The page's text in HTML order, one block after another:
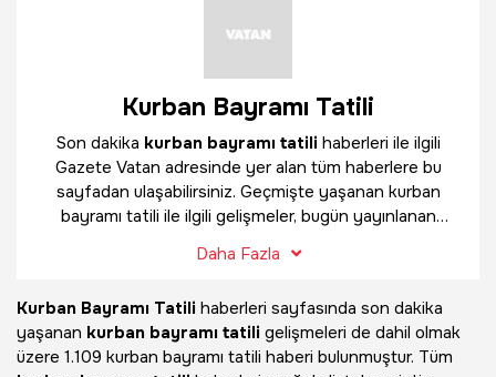
Kurban Bayramı Tatili
Son dakika kurban bayramı tatili haberleri ile ilgili
Gazete Vatan adresinde yer alan tüm haberlere bu
sayfadan ulaşabilirsiniz. Geçmişte yaşanan kurban
bayramı tatili ile ilgili gelişmeler, bugün yayınlanan
haber sayfamızda bulabilirsiniz.
Daha Fazla
Kurban Bayramı Tatili haberleri sayfasında son dakika
yaşanan kurban bayramı tatili gelişmeleri de dahil olmak
üzere 1.109 kurban bayramı tatili haberi bulunmuştur. Tüm